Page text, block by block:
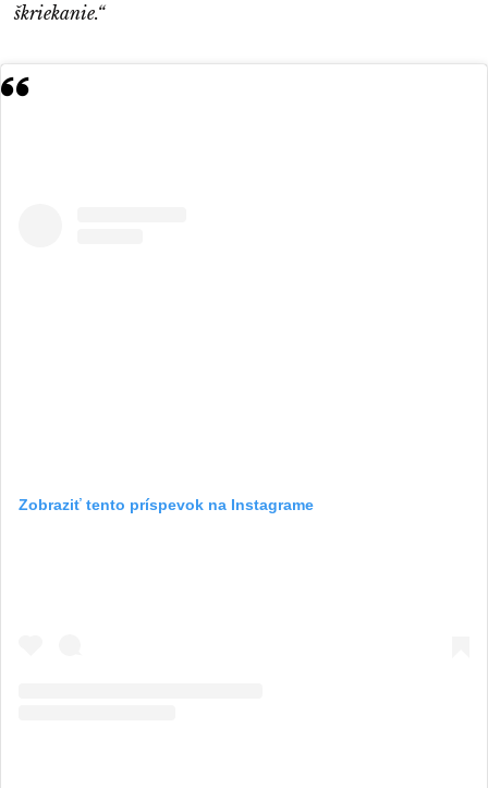
škriekanie.“
Zobraziť tento príspevok na Instagrame